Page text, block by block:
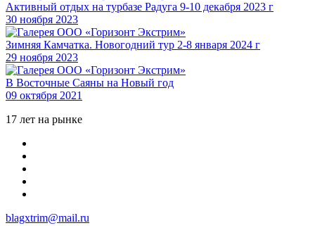
Активный отдых на турбазе Радуга 9-10 декабря 2023 г
30 ноября 2023
Зимняя Камчатка. Новогодний тур 2-8 января 2024 г
29 ноября 2023
В Восточные Саяны на Новый год
09 октября 2021
17 лет на рынке
blagxtrim@mail.ru